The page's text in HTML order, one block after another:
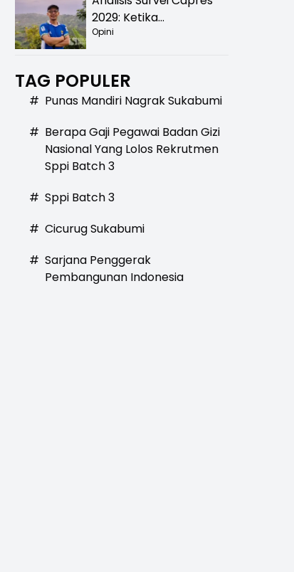
Relokasi
2029: Ketika
Kepercayaan Menurun,
Opini
TAG POPULER
# Punas Mandiri Nagrak Sukabumi
# Berapa Gaji Pegawai Badan Gizi
Nasional Yang Lolos Rekrutmen
Sppi Batch 3
# Sppi Batch 3
# Cicurug Sukabumi
# Sarjana Penggerak
Pembangunan Indonesia